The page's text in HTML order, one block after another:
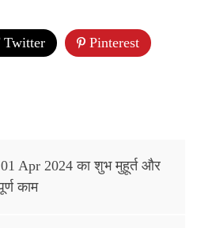
Twitter Pinterest
Apr 2024 का शुभ मुहूर्त और
काम